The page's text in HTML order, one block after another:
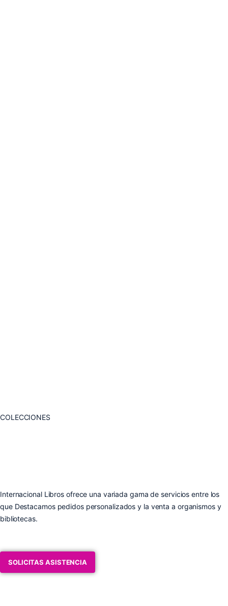
COLECCIONES
Internacional Libros ofrece una variada gama de servicios entre los
que Destacamos pedidos personalizados y la venta a organismos y
bibliotecas.
SOLICITAS ASISTENCIA